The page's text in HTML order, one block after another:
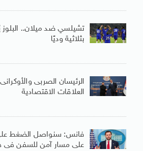
تشيلسي ضد ميلان..
بثلاثية وديًا
الرئيسان الصربى
العلاقات الاقتصادية
فانس: سنواصل الضغط
على مسار آمن للسفن فى